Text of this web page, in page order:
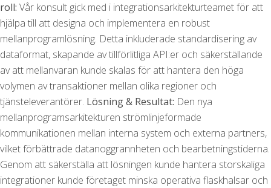
roll: Vår konsult gick med i integrationsarkitekturteamet för att
hjälpa till att designa och implementera en robust
mellanprogramlösning. Detta inkluderade standardisering av
dataformat, skapande av tillförlitliga API:er och säkerställande
av att mellanvaran kunde skalas för att hantera den höga
volymen av transaktioner mellan olika regioner och
tjänsteleverantörer. Lösning & Resultat: Den nya
mellanprogramsarkitekturen strömlinjeformade
kommunikationen mellan interna system och externa partners,
vilket förbättrade datanoggrannheten och bearbetningstiderna.
Genom att säkerställa att lösningen kunde hantera storskaliga
integrationer kunde företaget minska operativa flaskhalsar och